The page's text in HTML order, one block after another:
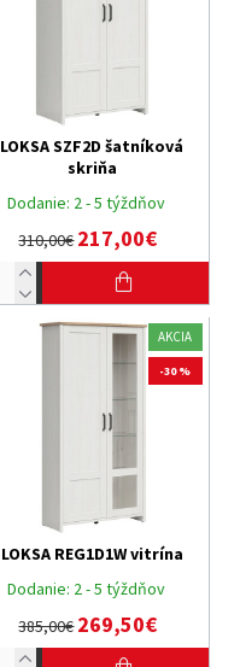
Dodanie: 2 - 5 týždňov
LOKSA SZF2D šatníková
skriňa
310,00€217,00€
AKCIA
-30 %
Dodanie: 2 - 5 týždňov
LOKSA REG1D1W vitrína
385,00€269,50€